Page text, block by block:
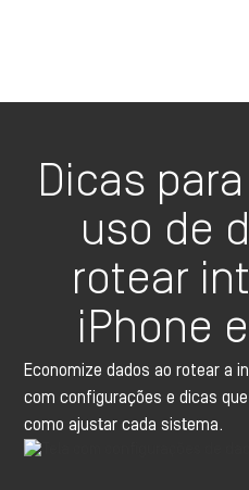
Dicas
uso de
rotear
iPhone
Economize dados ao rotear a
com configurações e dicas
como ajustar cada sistema.